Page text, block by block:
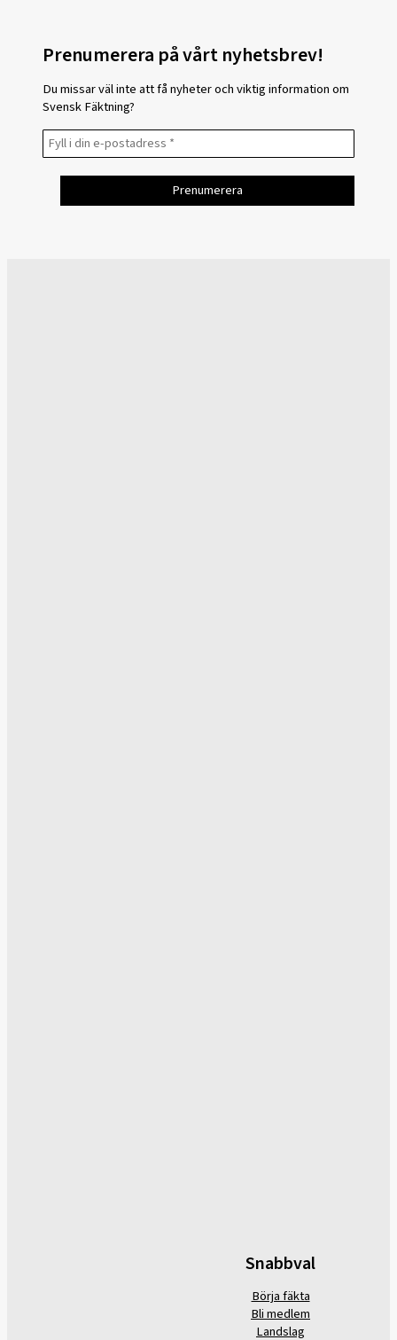
Prenumerera på vårt nyhetsbrev!
Du missar väl inte att få nyheter och viktig information om
Svensk Fäktning?
Snabbval
Börja fäkta
Bli medlem
Landslag